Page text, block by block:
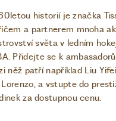
historií je značka
a partnerem mnoha
světa v ledním
Přidejte se k
něž patří například Liu
a vstupte do
za dostupnou cenu.